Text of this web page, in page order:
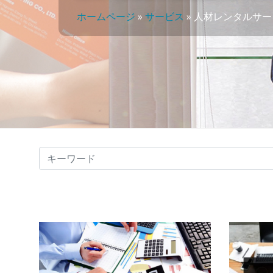
ホームページ »サービス » 人材レンタルサ